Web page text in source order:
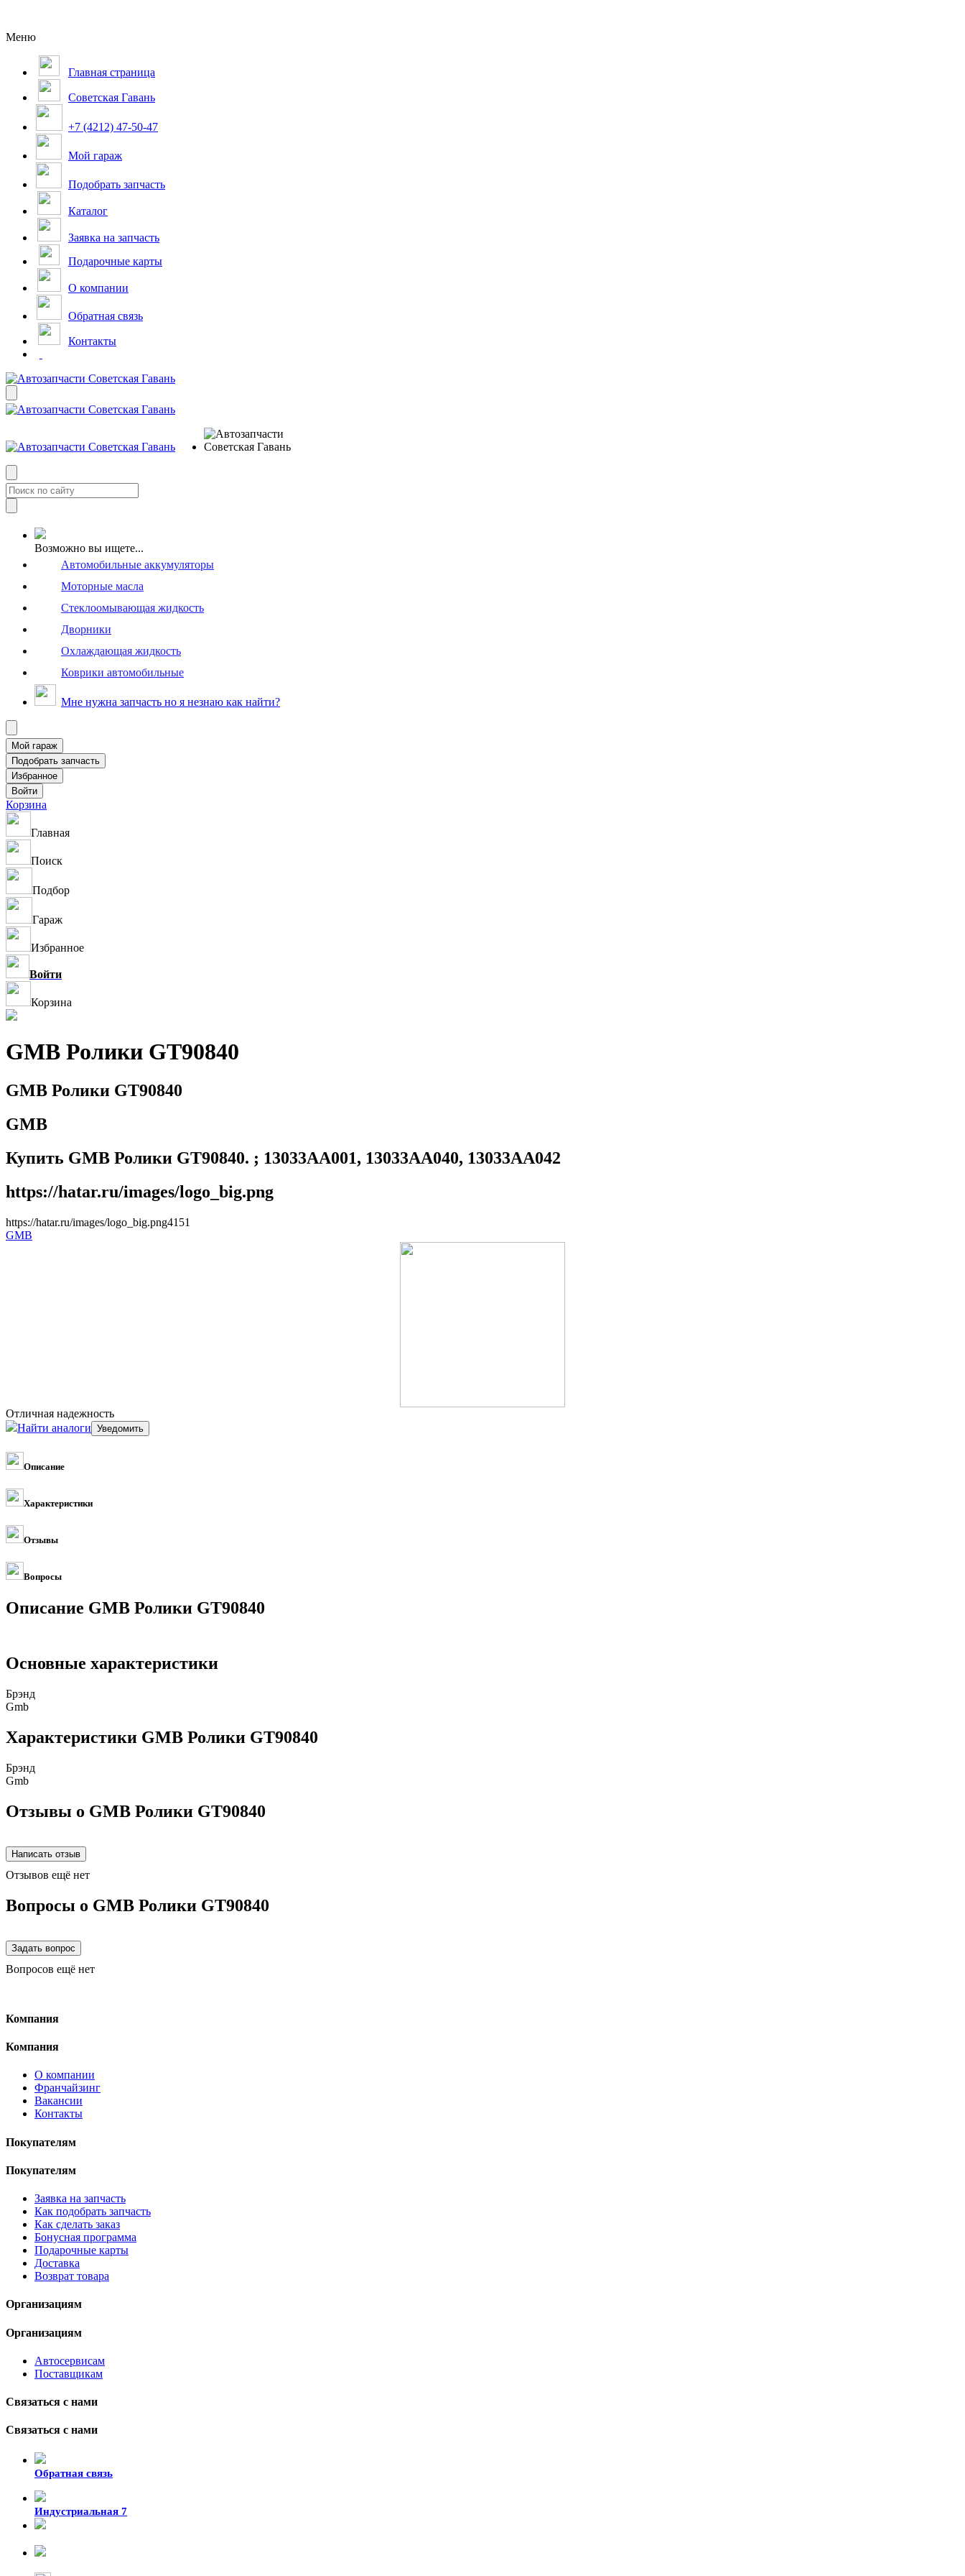
Меню
Главная страница
Советская Гавань
+7 (4212) 47-50-47
Мой гараж
Подобрать запчасть
Каталог
Заявка на запчасть
Подарочные карты
О компании
Обратная связь
Контакты
Возможно вы ищете...
Автомобильные аккумуляторы
Моторные масла
Стеклоомывающая жидкость
Дворники
Охлаждающая жидкость
Коврики автомобильные
Мне нужна запчасть но я незнаю как найти?
Корзина
Главная
Поиск
Подбор
Гараж
Избранное
Войти
Корзина
GMB Ролики GT90840
GMB Ролики GT90840
GMB
Купить GMB Ролики GT90840. ; 13033AA001, 13033AA040, 13033AA042
https://hatar.ru/images/logo_big.png
https://hatar.ru/images/logo_big.png41 51
GMB
Отличная надежность
Найти аналоги
Описание
Характеристики
Отзывы
Вопросы
Описание GMB Ролики GT90840
Основные характеристики
Брэнд
Gmb
Характеристики GMB Ролики GT90840
Брэнд
Gmb
Отзывы о GMB Ролики GT90840
Отзывов ещё нет
Вопросы о GMB Ролики GT90840
Вопросов ещё нет
Компания
Компания
О компании
Франчайзинг
Вакансии
Контакты
Покупателям
Покупателям
Заявка на запчасть
Как подобрать запчасть
Как сделать заказ
Бонусная программа
Подарочные карты
Доставка
Возврат товара
Организациям
Организациям
Автосервисам
Поставщикам
Связаться с нами
Связаться с нами
Обратная связь
Индустриальная 7